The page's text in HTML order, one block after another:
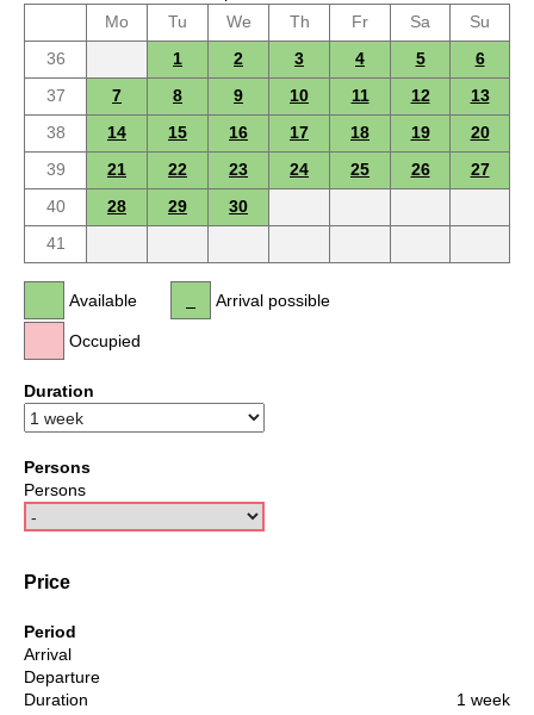
Mo
Tu We Th Fr Sa
Su
36
1 2 3 4 5
6
37
7 8 9 10 11 12
13
38
14 15 16 17 18 19
20
39
21 22 23 24 25 26
27
40
28 29
30
41
Available
Occupied
Arrival possible
Duration
Persons
Persons
Price
Period
Arrival
Departure
Duration
1 week